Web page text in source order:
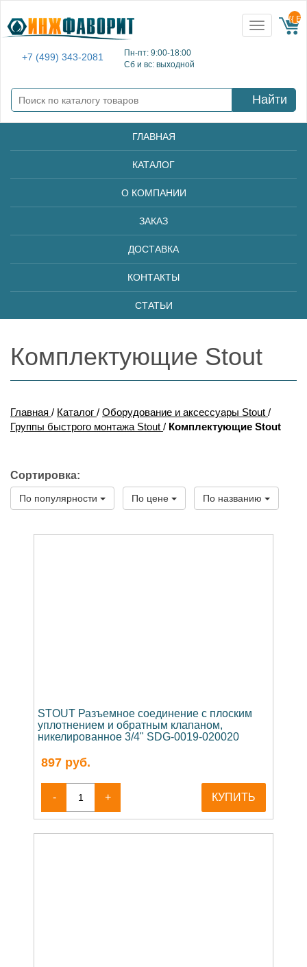
+7 (499) 343-2081
Пн-пт: 9:00-18:00
Сб и вс: выходной
Toggle
navigation
{{
Найти
ГЛАВНАЯ
КАТАЛОГ
О КОМПАНИИ
ЗАКАЗ
ДОСТАВКА
КОНТАКТЫ
СТАТЬИ
Комплектующие Stout
Главная / Каталог / Оборудование и аксессуары Stout /
Группы быстрого монтажа Stout / Комплектующие Stout
Сортировка:
По популярности По цене По названию
STOUT Разъемное соединение с плоским
уплотнением и обратным клапаном,
никелированное 3/4" SDG-0019-020020
897 руб.
- + КУПИТЬ